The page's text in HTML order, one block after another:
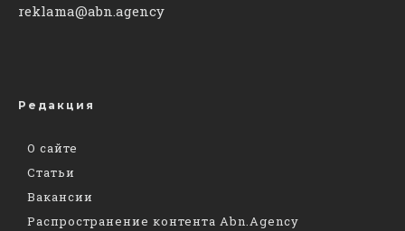
reklama@abn.agency
Редакция
О сайте
Статьи
Вакансии
Распространение контента Abn.Agency